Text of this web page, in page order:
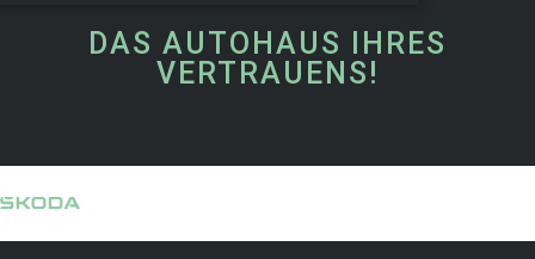
DAS AUTOHAUS IHRES
VERTRAUENS!